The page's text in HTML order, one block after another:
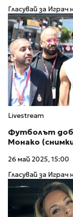
Гласувай за
Livestream
Футболът
Монако
26 май 2025, 15:00
Гласувай за